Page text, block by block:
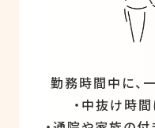
勤務時間中に、
・中抜け時